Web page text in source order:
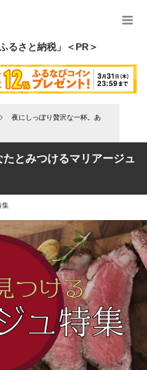
るさと納税」＜PR＞
夜にしっぽり贅沢な一杯。あ
とみつけるマリアージュ
集